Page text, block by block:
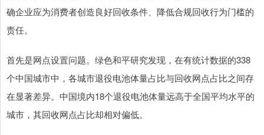
确企业应为消费者创造良好回收条件、降低合规回收行为门槛的
责任。
首先是网点设置问题。绿色和平研究发现，在有统计数据的338
个中国城市中，各城市退役电池体量占比与回收网点占比之间存
在显著差异。中国境内18个退役电池体量远高于全国平均水平的
城市，其回收网点占比却相对偏低。